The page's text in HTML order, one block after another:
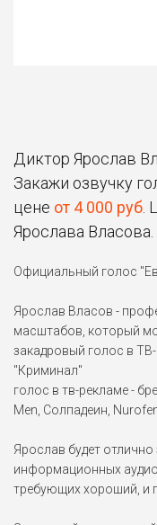
Диктор Ярослав
Закажи озвучку
цене от 4 000 руб
Ярослава Власова.
Официальный голос
Ярослав Власов -
масштабов, который
закадровый голос в ТВ-
"Криминал"
голос в тв-рекламе -
Men, Солпадеин,
Ярослав будет
информационных
требующих хороший, и